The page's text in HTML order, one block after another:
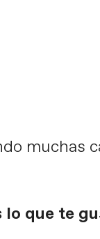
muchas
que te